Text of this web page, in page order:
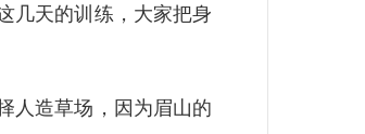
几天的训练，大家把身
人造草场，因为眉山的